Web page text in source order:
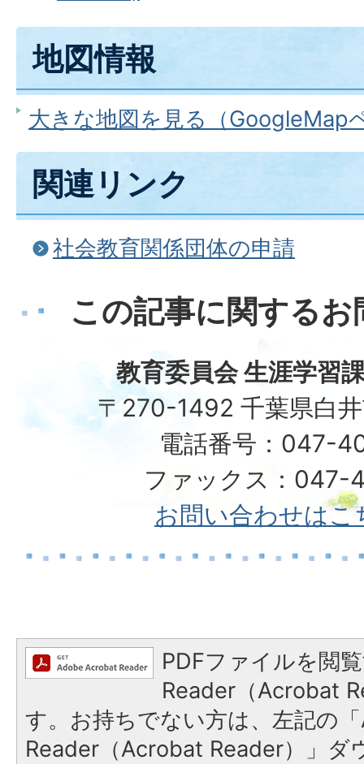
地図情報
大きな地図を見る（GoogleMap
関連リンク
社会教育関係団体の申請
この記事に関する
教育委員会 生涯学習
〒270-1492 千葉県白
電話番号：047-
ファックス：047-
お問い合わせはこ
PDFファイルを閲
Reader（Acrobat
す。お持ちでない方は、左記の
Reader（Acrobat Reader）」ダ